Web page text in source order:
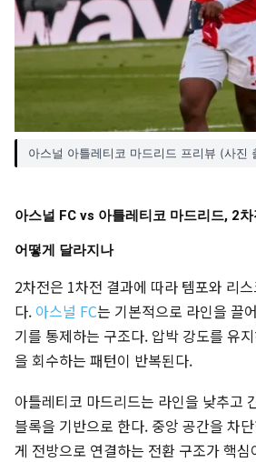
아스널 아틀레티코 마드리드 프리뷰 (사진
아스널 FC vs 아틀레티코 마드리드, 2
어떻게 달라지나
2차전은 1차전 결과에 따라 템포와 리
다. 아스널 FC는 기본적으로 라인을 끌
기를 통제하는 구조다. 압박 강도를 유
을 회수하는 패턴이 반복된다.
아틀레티코 마드리드는 라인을 낮추고
블록을 기반으로 한다. 중앙 공간을 차
게 전방으로 연결하는 전환 구조가 핵심